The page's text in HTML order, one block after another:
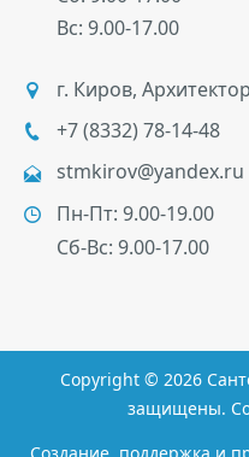
Вс: 9.00-17.00
г. Киров,
+7 (8332) 78-14-48
stmkirov@yandex.ru
Пн-Пт: 9.00-19.00
Сб-Вс: 9.00-17.00
Copyright © 2026
защищены.